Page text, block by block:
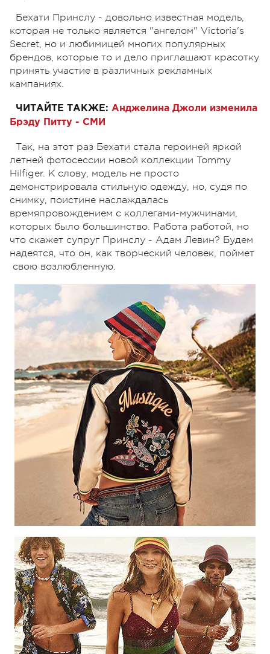
Бехати Принслу - довольно известная модель,
которая не только является "ангелом" Victoria's
Secret, но и любимицей многих популярных
брендов, которые то и дело приглашают красотку
принять участие в различных рекламных
кампаниях.
ЧИТАЙТЕ ТАКЖЕ: Анджелина Джоли изменила
Брэду Питту - СМИ
Так, на этот раз Бехати стала героиней яркой
летней фотосессии новой коллекции Tommy
Hilfiger. К слову, модель не просто
демонстрировала стильную одежду, но, судя по
снимку, поистине наслаждалась
времяпровождением с коллегами-мужчинами,
которых было большинство. Работа работой, но
что скажет супруг Принслу - Адам Левин? Будем
надеятся, что он, как творческий человек, поймет
свою возлюбленную.